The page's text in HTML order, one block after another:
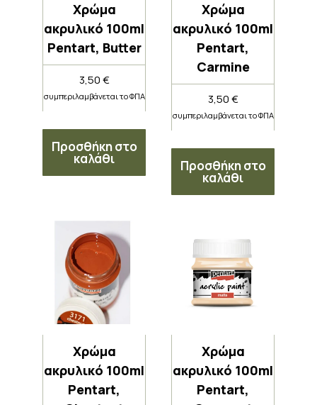
Χρώμα
ακρυλικό 100ml
Pentart, Butter
3,50€
συμπεριλαμβάνεται το ΦΠΑ
Προσθήκη στο
καλάθι
Χρώμα
ακρυλικό 100ml
Pentart,
Carmine
3,50€
συμπεριλαμβάνεται το ΦΠΑ
Προσθήκη στο
καλάθι
Χρώμα
ακρυλικό 100ml
Pentart,
Χρώμα
ακρυλικό 100ml
Pentart,